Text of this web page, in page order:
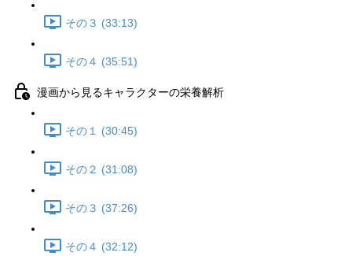
その３ (33:13)
その４ (35:51)
漫画から見るキャラクターの栄養解析
その１ (30:45)
その２ (31:08)
その３ (37:26)
その４ (32:12)